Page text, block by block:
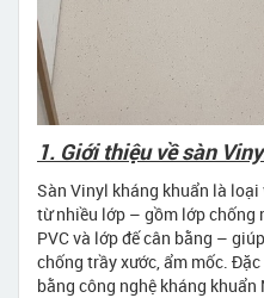
1. Giới thiệu về sàn
Sàn Vinyl kháng khuẩn là
từ nhiều lớp – gồm lớp chống
PVC và lớp đế cân bằng –
chống trầy xước, ẩm mốc.
bằng công nghệ kháng